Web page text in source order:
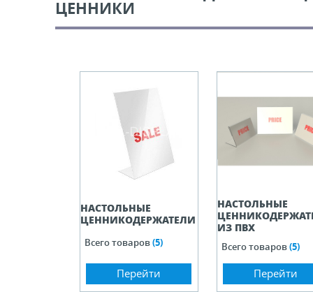
оборудование, комплектующие
рамки и аксессуары
напольные, подвесные, на полку
ЦЕННИКИ
НАСТОЛЬНЫЕ
ЦЕННИКОДЕРЖАТЕЛИ
Всего товаров(5)
Перейти
НАСТОЛЬНЫЕ
ИЗ ПВХ
Всего товаров(5)
Перейти